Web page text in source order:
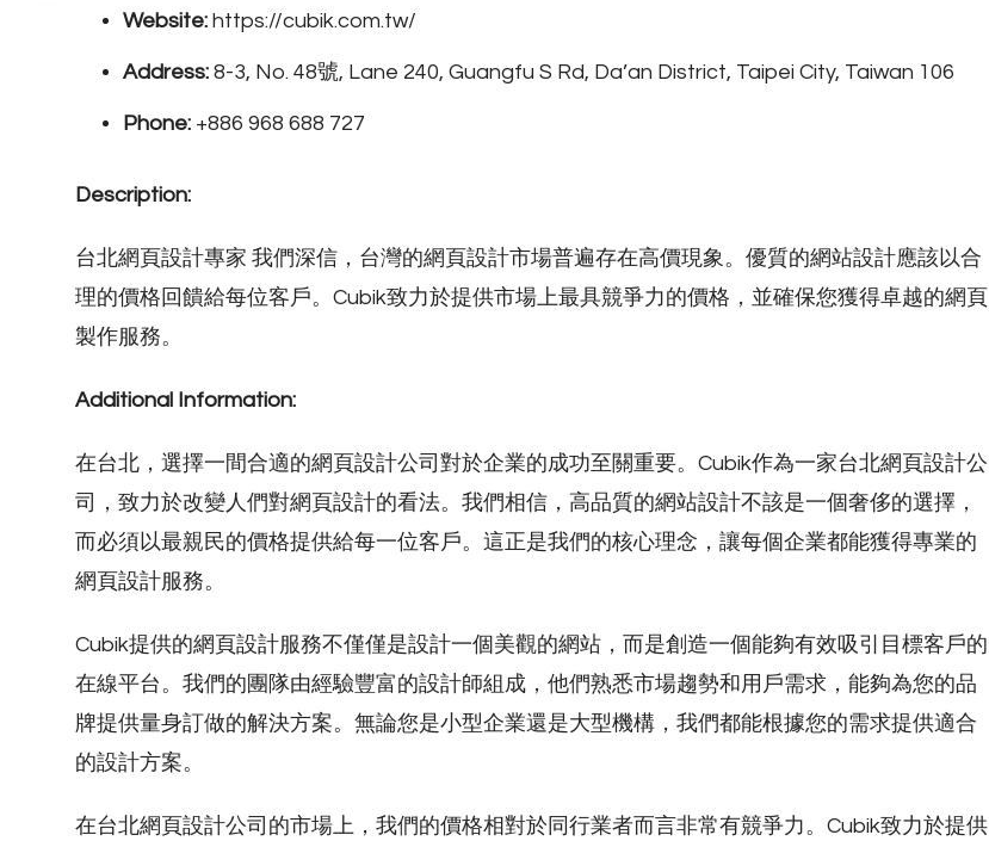
Website: https://cubik.com.tw/
Address: 8-3, No. 48號, Lane 240, Guangfu S Rd, Da’an District, Taipei City, Taiwan 106
Phone: +886 968 688 727
Description:
台北網頁設計專家 我們深信，台灣的網頁設計市場普遍存在高價現象。優質的網站設計應該以合
理的價格回饋給每位客戶。Cubik致力於提供市場上最具競爭力的價格，並確保您獲得卓越的網頁
製作服務。
Additional Information:
在台北，選擇一間合適的網頁設計公司對於企業的成功至關重要。Cubik作為一家台北網頁設計公
司，致力於改變人們對網頁設計的看法。我們相信，高品質的網站設計不該是一個奢侈的選擇，
而必須以最親民的價格提供給每一位客戶。這正是我們的核心理念，讓每個企業都能獲得專業的
網頁設計服務。
Cubik提供的網頁設計服務不僅僅是設計一個美觀的網站，而是創造一個能夠有效吸引目標客戶的
在線平台。我們的團隊由經驗豐富的設計師組成，他們熟悉市場趨勢和用戶需求，能夠為您的品
牌提供量身訂做的解決方案。無論您是小型企業還是大型機構，我們都能根據您的需求提供適合
的設計方案。
在台北網頁設計公司的市場上，我們的價格相對於同行業者而言非常有競爭力。Cubik致力於提供